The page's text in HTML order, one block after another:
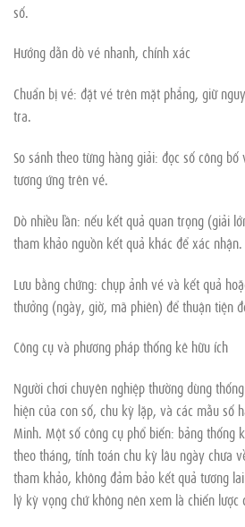
số.
Hướng dẫn dò vé nhanh, chính xác
Chuẩn bị vé: đặt vé trên mặt phẳng, giữ
tra.
So sánh theo từng hàng giải: đọc số công
tương ứng trên vé.
Dò nhiều lần: nếu kết quả quan trọng (giải
tham khảo nguồn kết quả khác để xác nhận.
Lưu bằng chứng: chụp ảnh vé và kết quả
thưởng (ngày, giờ, mã phiên) để thuận tiện
Công cụ và phương pháp thống kê hữu ích
Người chơi chuyên nghiệp thường dùng
hiện của con số, chu kỳ lặp, và các mẫu số
Minh. Một số công cụ phổ biến: bảng thống
theo tháng, tính toán chu kỳ lâu ngày chưa
tham khảo, không đảm bảo kết quả tương
lý kỳ vọng chứ không nên xem là chiến lược